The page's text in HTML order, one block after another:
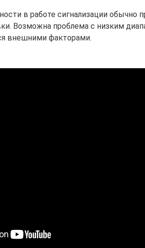
в работе сигнализации обычно
Возможна проблема с низким
внешними факторами.